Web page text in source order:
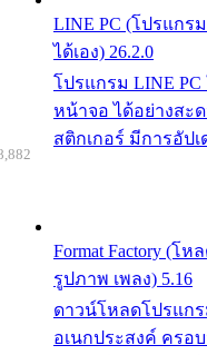
LINE PC (โปรแกร
ได้เอง) 26.2.0
โปรแกรม LINE
หน้าจอ ได้อย่างสะ
สติกเกอร์ มีการอัป
Format Factory (โห
รูปภาพ เพลง) 5.16
ดาวน์โหลดโปรแกร
อเนกประสงค์ ครอ